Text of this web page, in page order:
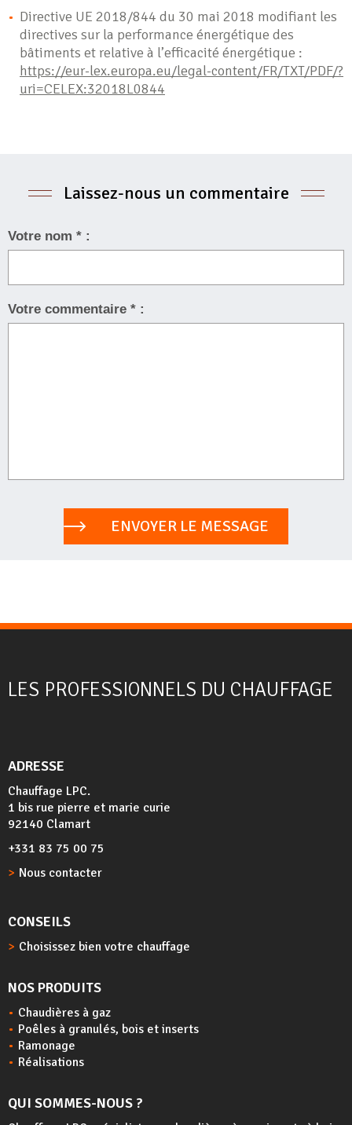
Directive UE 2018/844 du 30 mai 2018 modifiant les
directives sur la performance énergétique des
bâtiments et relative à l’efficacité énergétique :
https://eur-lex.europa.eu/legal-content/FR/TXT/PDF/?
uri=CELEX:32018L0844
Laissez-nous un commentaire
Votre nom * :
Votre commentaire * :
ENVOYER LE MESSAGE
LES PROFESSIONNELS DU CHAUFFAGE
ADRESSE
Chauffage LPC.
1 bis rue pierre et marie curie
92140 Clamart
+331 83 75 00 75
Nous contacter
CONSEILS
Choisissez bien votre chauffage
NOS PRODUITS
Chaudières à gaz
Poêles à granulés, bois et inserts
Ramonage
Réalisations
QUI SOMMES-NOUS ?